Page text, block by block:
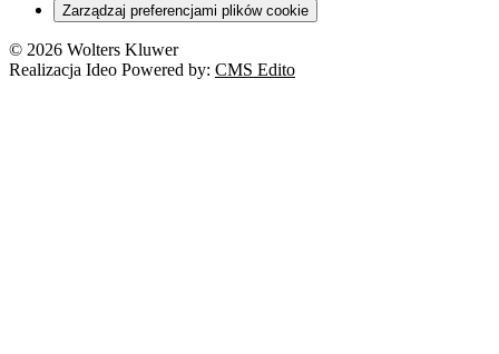
Zarządzaj preferencjami plików cookie
© 2026 Wolters Kluwer
Realizacja Ideo Powered by: CMS Edito